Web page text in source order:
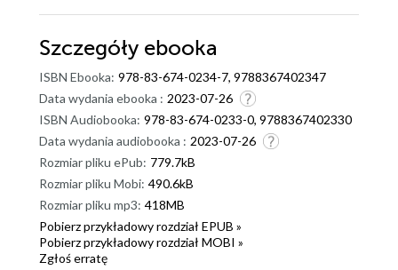
Szczegóły ebooka
ISBN Ebooka: 978-83-674-0234-7, 9788367402347
Data wydania ebooka : 2023-07-26
ISBN Audiobooka: 978-83-674-0233-0, 9788367402330
Data wydania audiobooka : 2023-07-26
Rozmiar pliku ePub: 779.7kB
Rozmiar pliku Mobi: 490.6kB
Rozmiar pliku mp3: 418MB
Pobierz przykładowy rozdział EPUB »
Pobierz przykładowy rozdział MOBI »
Zgłoś erratę